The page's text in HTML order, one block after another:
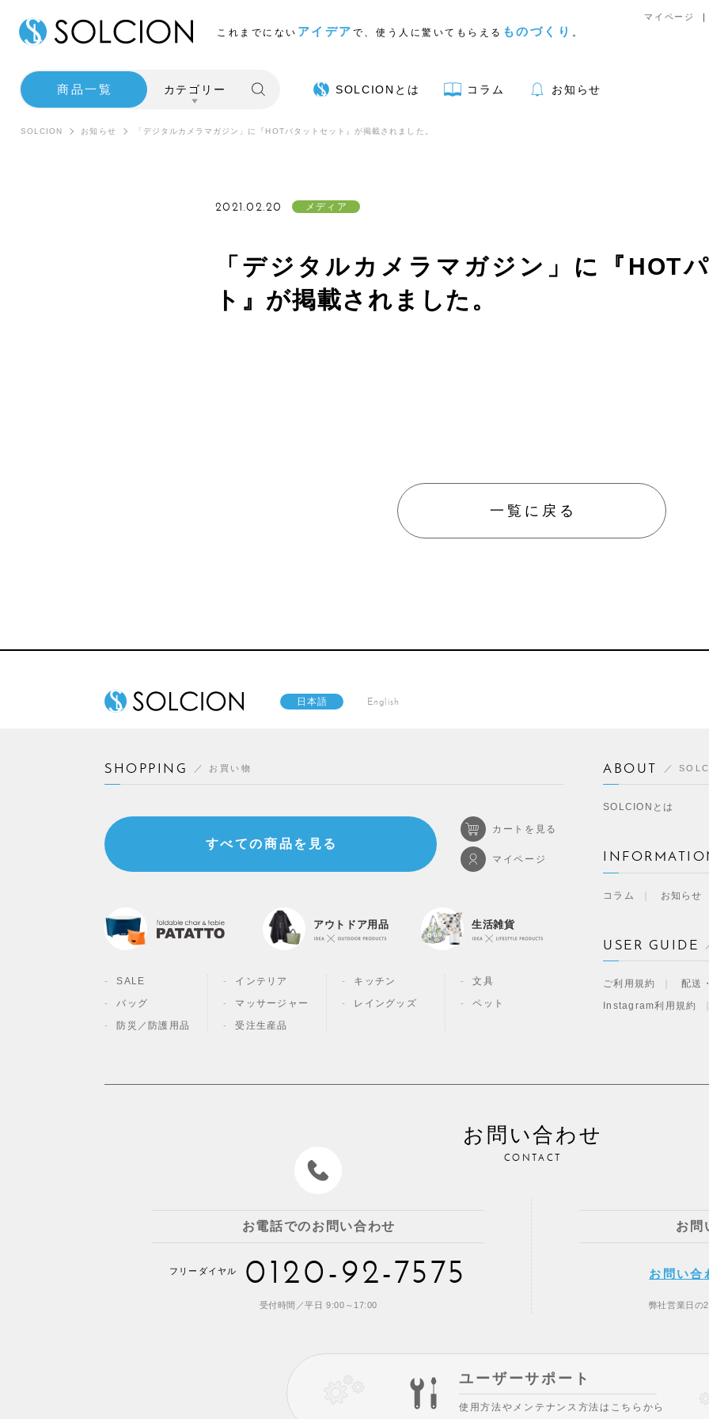
これまでにない アイデア で、使う人に驚いてもらえる ものづくり 。
マイページ
商品一覧 カテゴリー SOLCIONとは コラム お知らせ
SOLCION お知らせ 「デジタルカメラマガジン」に『HOTパタットセット』が掲載されました。
「デジタルカメラマガジン」に『HOT
ト』が掲載されました。
2021.02.20 メディア
一覧に戻る
日本語 English
SHOPPING お買い物
すべての商品を見る
カートを見る
マイページ
アウトドア用品 生活雑貨
SALE インテリア キッチン
文具
バッグ
マッサージャー レイングッズ
ペット
防災／ 防護用品 受注生産品
ABOUT
SOLCIONとは
コラム お知らせ
USER GUIDE
ご利用規約 配送
Instagram利用規約
お問い合わせ
CONTACT
お電話でのお問い合わせ
フリーダイヤル 0120-92-7575
受付時間／平日 9:00～17:00
お問
お問い合
弊社営業日の
ユーザーサポート
使用方法やメンテナンス方法はこちらから